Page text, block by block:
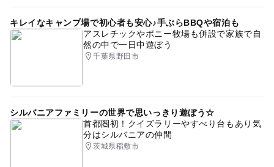
キレイなキャンプ場で初心者も安心♪手ぶらBBQや宿泊も
アスレチックやポニー牧場も併設で家族で自
然の中で一日中遊ぼう
千葉県野田市
シルバニアファミリーの世界で思いっきり遊ぼう☆
首都圏初！クイズラリーやすべり台もあり気
分はシルバニアの仲間
茨城県稲敷市